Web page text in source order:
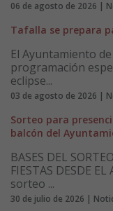
06 de agosto de 2026 |
Tafalla se prepara
El Ayuntamiento
programación
eclipse...
03 de agosto de 2026 |
Sorteo para
balcón del
BASES DEL
FIESTAS DESDE
sorteo ...
30 de julio de 2026 |